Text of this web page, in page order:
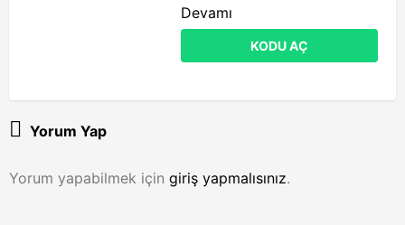
Devamı
KODU AÇ
Yorum Yap
Yorum yapabilmek için giriş yapmalısınız.